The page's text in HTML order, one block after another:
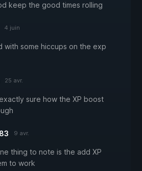
keep the good times rolling
4 juin
with some hiccups on the exp
25 avr.
sure how the XP boost
9 avr.
thing to note is the add XP
to work